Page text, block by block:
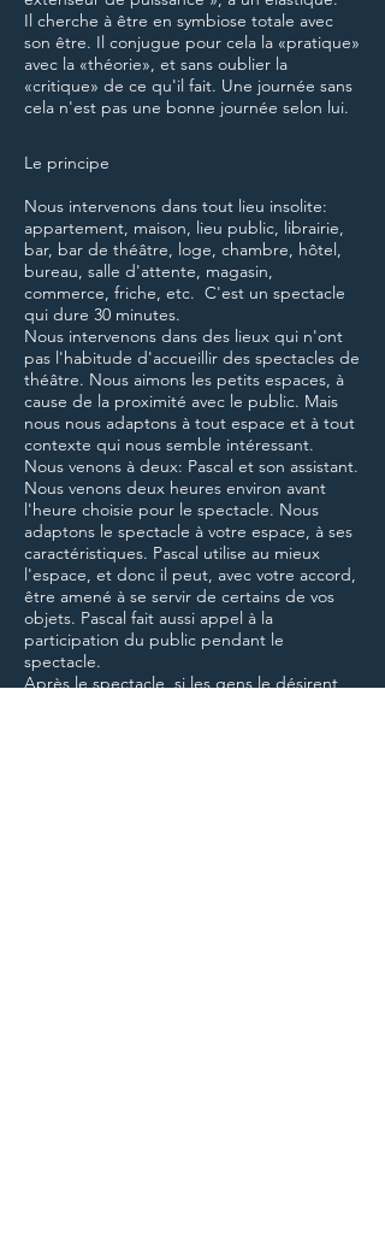
Il cherche à être en symbiose totale avec
son être. Il conjugue pour cela la «pratique»
avec la «théorie», et sans oublier la
«critique» de ce qu'il fait. Une journée sans
cela n'est pas une bonne journée selon lui.
Le principe
Nous intervenons dans tout lieu insolite:
appartement, maison, lieu public, librairie,
bar, bar de théâtre, loge, chambre, hôtel,
bureau, salle d'attente, magasin,
commerce, friche, etc. C'est un spectacle
qui dure 30 minutes.
Nous intervenons dans des lieux qui n'ont
pas l'habitude d'accueillir des spectacles de
théâtre. Nous aimons les petits espaces, à
cause de la proximité avec le public. Mais
nous nous adaptons à tout espace et à tout
contexte qui nous semble intéressant.
Nous venons à deux: Pascal et son assistant.
Nous venons deux heures environ avant
l'heure choisie pour le spectacle. Nous
adaptons le spectacle à votre espace, à ses
caractéristiques. Pascal utilise au mieux
l'espace, et donc il peut, avec votre accord,
être amené à se servir de certains de vos
objets. Pascal fait aussi appel à la
participation du public pendant le
spectacle.
Après le spectacle, si les gens le désirent,